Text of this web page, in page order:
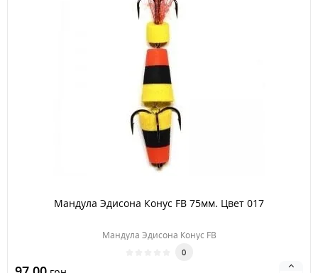
Мандула Эдисона Конус FB 75мм. Цвет 017
Мандула Эдисона Конус FB
0